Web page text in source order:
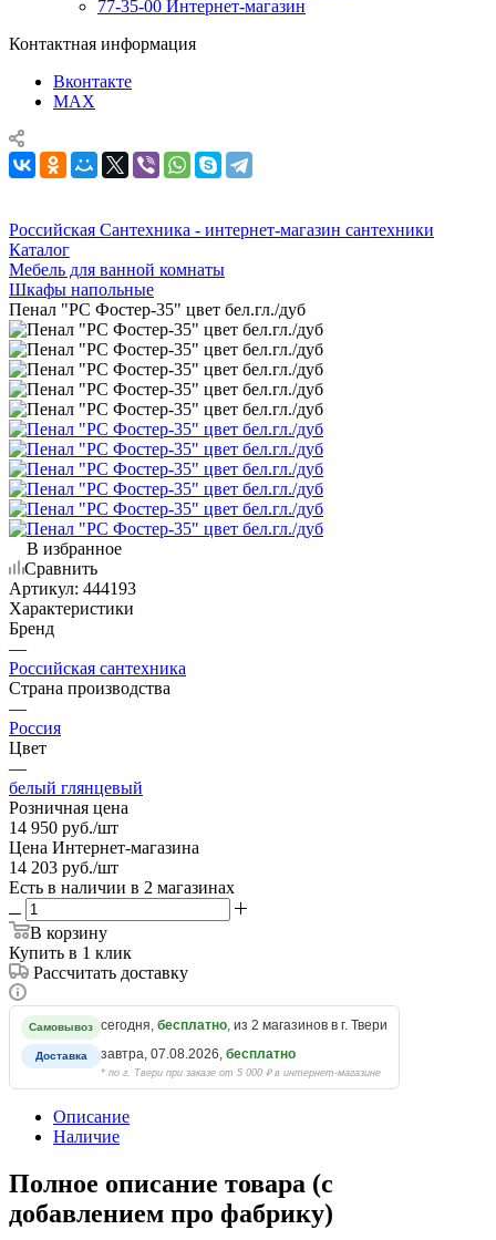
77-35-00 Интернет-магазин
Контактная информация
Вконтакте
MAX
Российская Сантехника - интернет-магазин сантехники
Каталог
Мебель для ванной комнаты
Шкафы напольные
Пенал "РС Фостер-35" цвет бел.гл./дуб
В избранное
Сравнить
Артикул: 444193
Характеристики
Бренд
—
Российская сантехника
Страна производства
—
Россия
Цвет
—
белый глянцевый
Розничная цена
14 950 руб./шт
Цена Интернет-магазина
14 203 руб./шт
Есть в наличии в 2 магазинах
В корзину
Купить в 1 клик
Рассчитать доставку
Самовывоз сегодня, бесплатно, из 2 магазинов в г. Твери
Доставка завтра, 07.08.2026, бесплатно
* по г. Твери при заказе от 5 000 ₽ в интернет-магазине
Описание
Наличие
Полное описание товара (с
добавлением про фабрику)